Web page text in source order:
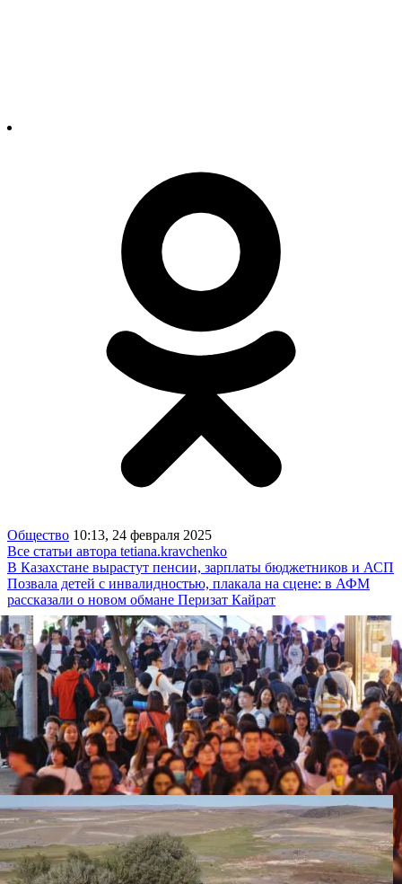
Общество 10:13, 24 февраля 2025
Все статьи автора tetiana.kravchenko
В Казахстане вырастут пенсии, зарплаты бюджетников и АСП
Позвала детей с инвалидностью, плакала на сцене: в АФМ
рассказали о новом обмане Перизат Кайрат